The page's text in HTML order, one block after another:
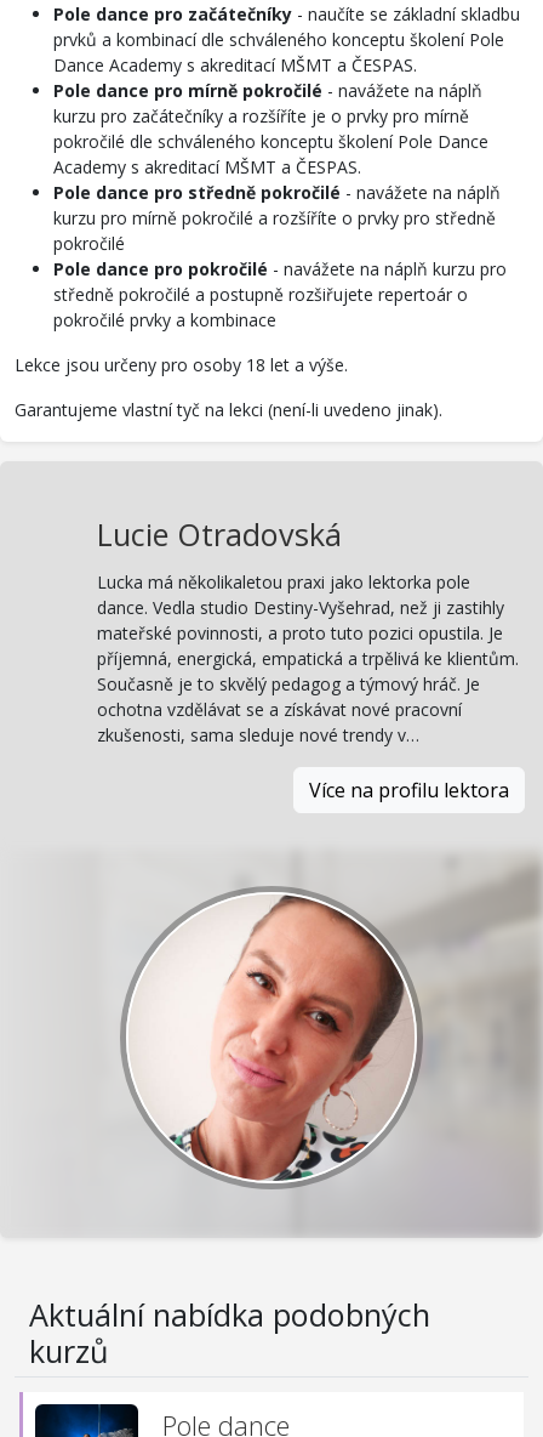
Pole dance pro začátečníky - naučíte se základní skladbu
prvků a kombinací dle schváleného konceptu školení Pole
Dance Academy s akreditací MŠMT a ČESPAS.
Pole dance pro mírně pokročilé - navážete na náplň
kurzu pro začátečníky a rozšíříte je o prvky pro mírně
pokročilé dle schváleného konceptu školení Pole Dance
Academy s akreditací MŠMT a ČESPAS.
Pole dance pro středně pokročilé - navážete na náplň
kurzu pro mírně pokročilé a rozšíříte o prvky pro středně
pokročilé
Pole dance pro pokročilé - navážete na náplň kurzu pro
středně pokročilé a postupně rozšiřujete repertoár o
pokročilé prvky a kombinace
Lekce jsou určeny pro osoby 18 let a výše.
Garantujeme vlastní tyč na lekci (není-li uvedeno jinak).
Lucie Otradovská
Lucka má několikaletou praxi jako lektorka pole
dance. Vedla studio Destiny-Vyšehrad, než ji zastihly
mateřské povinnosti, a proto tuto pozici opustila. Je
příjemná, energická, empatická a trpělivá ke klientům.
Současně je to skvělý pedagog a týmový hráč. Je
ochotna vzdělávat se a získávat nové pracovní
zkušenosti, sama sleduje nové trendy v…
Více na profilu lektora
Aktuální nabídka podobných
kurzů
Pole dance